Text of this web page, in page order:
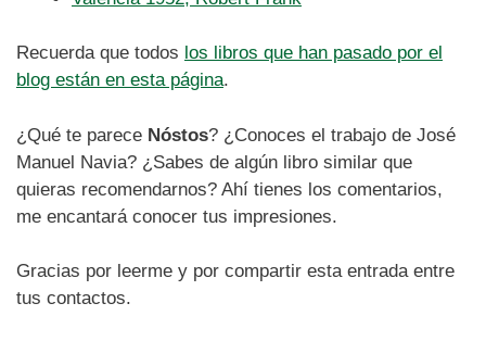
Recuerda que todos los libros que han pasado por el
blog están en esta página.
¿Qué te parece Nóstos? ¿Conoces el trabajo de José
Manuel Navia? ¿Sabes de algún libro similar que
quieras recomendarnos? Ahí tienes los comentarios,
me encantará conocer tus impresiones.
Gracias por leerme y por compartir esta entrada entre
tus contactos.